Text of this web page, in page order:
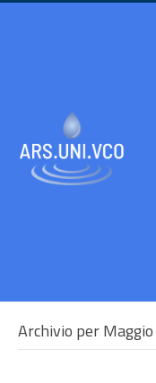
Archivio per